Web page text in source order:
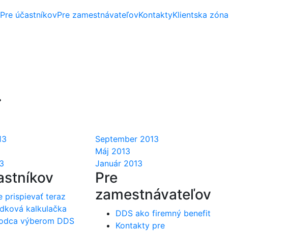
Pre účastníkovPre zamestnávateľovKontaktyKlientska zóna
September 2013
Máj 2013
Január 2013
prispievať teraz
kalkulačka
výberom DDS
Pre
zamestnávateľov
DDS ako firemný benefit
Kontakty pre